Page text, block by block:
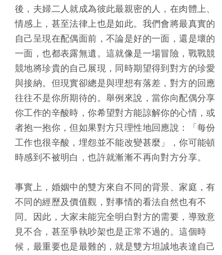
後，夫婦二人就成為彼此最親密的人，在肉體上、
情感上，甚至法律上也是如此。我們會將最真實的
自己呈現在配偶面前，不論是好的一面，還是壞的
一面，也都表露無遺。這就像是一場冒險，戰戰競
競地將珍貴的自己展現，同時期望得到對方的珍愛
與接納。但現實卻總是與理想有落差，對方的回應
往往不是你所期待的。舉例來說，當你向配偶分享
你工作的辛酸時，你希望對方能諒解你的心情，或
者抱一抱你，但如果對方只理性地回應說：「每份
工作也很辛酸，埋怨並不能改變甚麼」，你可能頓
時感到不被明白，也許就漸漸不再向對方分享。
事實上，婚姻中的雙方來自不同的背景、家庭，有
不同的經歷及價值觀，對事情的看法自然也有不
同。因此，大家未能完全明白對方的需要，導致意
見不合，甚至爭執吵架也是正常不過的。這個時
候，最重要也是最難的，就是雙方坦誠地表達自己